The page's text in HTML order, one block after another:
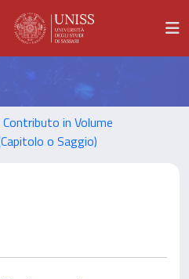
Contributo in Volume
o Saggio)